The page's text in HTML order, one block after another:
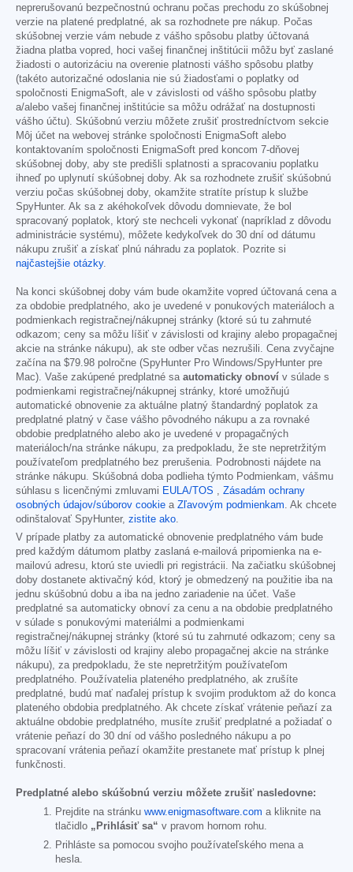
neprerušovanú bezpečnostnú ochranu počas prechodu zo skúšobnej
verzie na platené predplatné, ak sa rozhodnete pre nákup. Počas
skúšobnej verzie vám nebude z vášho spôsobu platby účtovaná
žiadna platba vopred, hoci vašej finančnej inštitúcii môžu byť zaslané
žiadosti o autorizáciu na overenie platnosti vášho spôsobu platby
(takéto autorizačné odoslania nie sú žiadosťami o poplatky od
spoločnosti EnigmaSoft, ale v závislosti od vášho spôsobu platby
a/alebo vašej finančnej inštitúcie sa môžu odrážať na dostupnosti
vášho účtu). Skúšobnú verziu môžete zrušiť prostredníctvom sekcie
Môj účet na webovej stránke spoločnosti EnigmaSoft alebo
kontaktovaním spoločnosti EnigmaSoft pred koncom 7-dňovej
skúšobnej doby, aby ste predišli splatnosti a spracovaniu poplatku
ihneď po uplynutí skúšobnej doby. Ak sa rozhodnete zrušiť skúšobnú
verziu počas skúšobnej doby, okamžite stratíte prístup k službe
SpyHunter. Ak sa z akéhokoľvek dôvodu domnievate, že bol
spracovaný poplatok, ktorý ste nechceli vykonať (napríklad z dôvodu
administrácie systému), môžete kedykoľvek do 30 dní od dátumu
nákupu zrušiť a získať plnú náhradu za poplatok. Pozrite si
najčastejšie otázky.
Na konci skúšobnej doby vám bude okamžite vopred účtovaná cena a
za obdobie predplatného, ako je uvedené v ponukových materiáloch a
podmienkach registračnej/nákupnej stránky (ktoré sú tu zahrnuté
odkazom; ceny sa môžu líšiť v závislosti od krajiny alebo propagačnej
akcie na stránke nákupu), ak ste odber včas nezrušili. Cena zvyčajne
začína na $79.98 polročne (SpyHunter Pro Windows/SpyHunter pre
Mac). Vaše zakúpené predplatné sa automaticky obnoví v súlade s
podmienkami registračnej/nákupnej stránky, ktoré umožňujú
automatické obnovenie za aktuálne platný štandardný poplatok za
predplatné platný v čase vášho pôvodného nákupu a za rovnaké
obdobie predplatného alebo ako je uvedené v propagačných
materiáloch/na stránke nákupu, za predpokladu, že ste nepretržitým
používateľom predplatného bez prerušenia. Podrobnosti nájdete na
stránke nákupu. Skúšobná doba podlieha týmto Podmienkam, vášmu
súhlasu s licenčnými zmluvami EULA/TOS , Zásadám ochrany
osobných údajov/súborov cookie a Zľavovým podmienkam. Ak chcete
odinštalovať SpyHunter, zistite ako.
V prípade platby za automatické obnovenie predplatného vám bude
pred každým dátumom platby zaslaná e-mailová pripomienka na e-
mailovú adresu, ktorú ste uviedli pri registrácii. Na začiatku skúšobnej
doby dostanete aktivačný kód, ktorý je obmedzený na použitie iba na
jednu skúšobnú dobu a iba na jedno zariadenie na účet. Vaše
predplatné sa automaticky obnoví za cenu a na obdobie predplatného
v súlade s ponukovými materiálmi a podmienkami
registračnej/nákupnej stránky (ktoré sú tu zahrnuté odkazom; ceny sa
môžu líšiť v závislosti od krajiny alebo propagačnej akcie na stránke
nákupu), za predpokladu, že ste nepretržitým používateľom
predplatného. Používatelia plateného predplatného, ak zrušíte
predplatné, budú mať naďalej prístup k svojim produktom až do konca
plateného obdobia predplatného. Ak chcete získať vrátenie peňazí za
aktuálne obdobie predplatného, musíte zrušiť predplatné a požiadať o
vrátenie peňazí do 30 dní od vášho posledného nákupu a po
spracovaní vrátenia peňazí okamžite prestanete mať prístup k plnej
funkčnosti.
Predplatné alebo skúšobnú verziu môžete zrušiť nasledovne:
Prejdite na stránku www.enigmasoftware.com a kliknite na
tlačidlo „Prihlásiť sa“ v pravom hornom rohu.
Prihláste sa pomocou svojho používateľského mena a
hesla.